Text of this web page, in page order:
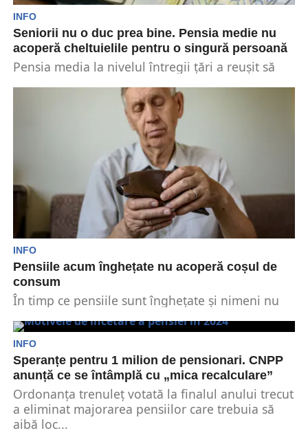
INFO
Seniorii nu o duc prea bine. Pensia medie nu
acoperă cheltuielile pentru o singură persoană
Pensia media la nivelul întregii țări a reușit să
INFO
Pensiile acum înghețate nu acoperă coșul de
consum
În timp ce pensiile sunt înghețate și nimeni nu
INFO
Speranțe pentru 1 milion de pensionari. CNPP
anunță ce se întâmplă cu „mica recalculare”
Ordonanța trenuleț votată la finalul anului trecut
a eliminat majorarea pensiilor care trebuia să
aibă loc...